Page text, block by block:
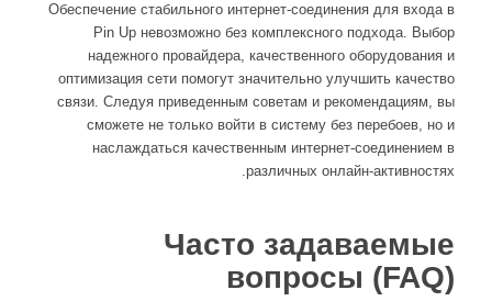
Обеспечение стабильного интернет-соединения для входа в
Pin Up невозможно без комплексного подхода. Выбор
надежного провайдера, качественного оборудования и
оптимизация сети помогут значительно улучшить качество
связи. Следуя приведенным советам и рекомендациям, вы
сможете не только войти в систему без перебоев, но и
наслаждаться качественным интернет-соединением в
различных онлайн-активностях.
Часто задаваемые
вопросы (FAQ)